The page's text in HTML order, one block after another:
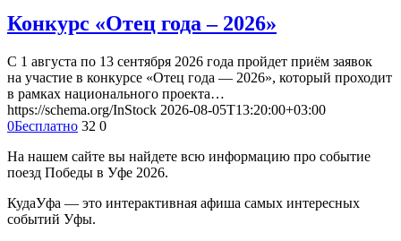
Конкурс «Отец года – 2026»
С 1 августа по 13 сентября 2026 года пройдет приём заявок
на участие в конкурсе «Отец года — 2026», который проходит
в рамках национального проекта…
https://schema.org/InStock 2026-08-05T13:20:00+03:00
0Бесплатно 32 0
На нашем сайте вы найдете всю информацию про событие
поезд Победы в Уфе 2026.
КудаУфа — это интерактивная афиша самых интересных
событий Уфы.